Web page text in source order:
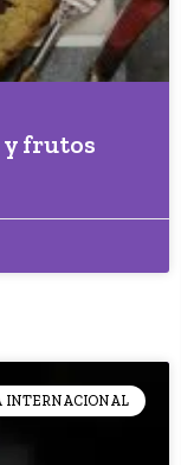
y frutos
INTERNACIONAL